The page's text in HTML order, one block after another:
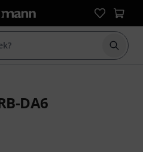
Zoek
DA6
van 5 klantbeoordelingen